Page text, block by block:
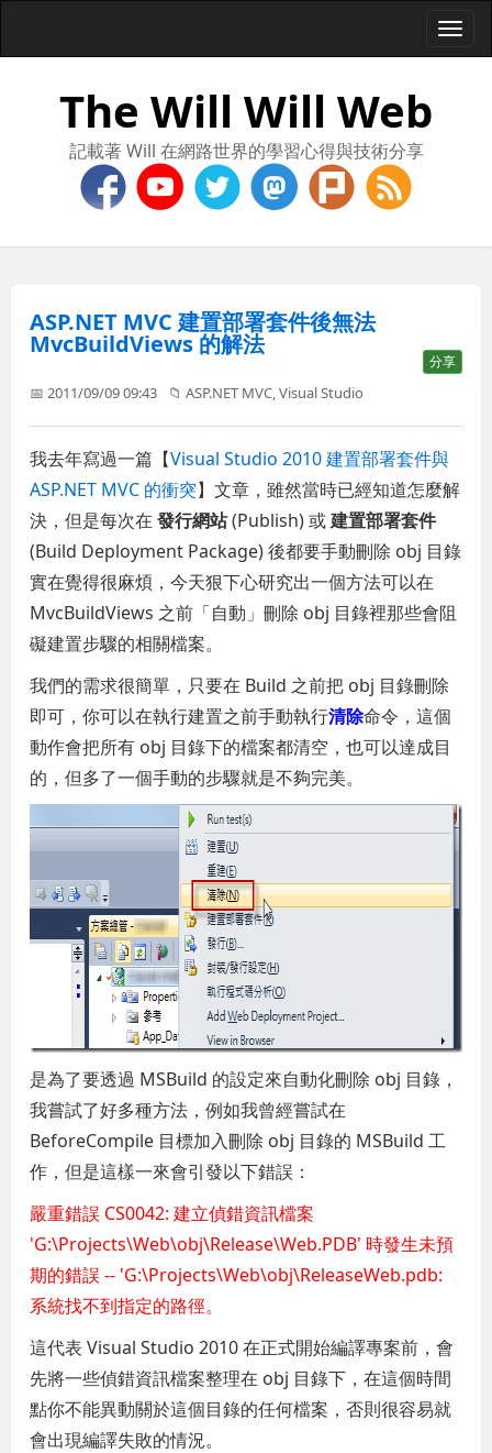
The Will Will Web
記載著 Will 在網路世界的學習心得與技術分享
ASP.NET MVC 建置部署套件後無法
MvcBuildViews 的解法
分享
📅 2011/09/09 09:43 📁ASP.NET MVC ,Visual Studio
我去年寫過一篇【Visual Studio 2010 建置部署套件與
ASP.NET MVC 的衝突】文章，雖然當時已經知道怎麼解
決，但是每次在發行網站(Publish) 或建置部署套件
(Build Deployment Package) 後都要手動刪除 obj 目錄
實在覺得很麻煩，今天狠下心研究出一個方法可以在
MvcBuildViews 之前「自動」刪除 obj 目錄裡那些會阻
礙建置步驟的相關檔案。
我們的需求很簡單，只要在 Build 之前把 obj 目錄刪除
即可，你可以在執行建置之前手動執行清除命令，這個
動作會把所有 obj 目錄下的檔案都清空，也可以達成目
的，但多了一個手動的步驟就是不夠完美。
是為了要透過 MSBuild 的設定來自動化刪除 obj 目錄，
我嘗試了好多種方法，例如我曾經嘗試在
BeforeCompile 目標加入刪除 obj 目錄的 MSBuild 工
作，但是這樣一來會引發以下錯誤：
嚴重錯誤 CS0042: 建立偵錯資訊檔案
'G:\Projects\Web\obj\Release\Web.PDB' 時發生未預
期的錯誤 -- 'G:\Projects\Web\obj\ReleaseWeb.pdb:
系統找不到指定的路徑。
這代表 Visual Studio 2010 在正式開始編譯專案前，會
先將一些偵錯資訊檔案整理在 obj 目錄下，在這個時間
點你不能異動關於這個目錄的任何檔案，否則很容易就
會出現編譯失敗的情況。